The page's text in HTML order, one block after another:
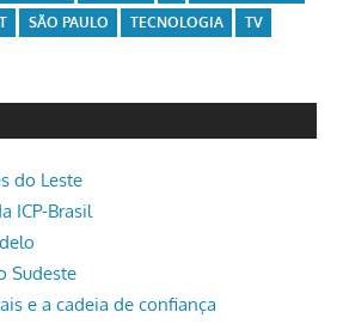
SÃO PAULO TECNOLOGIA
TV
do Leste
ICP-Brasil
Sudeste
e a cadeia de confiança